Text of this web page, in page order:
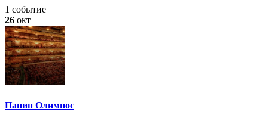
1 событие
26 окт
Папин Олимпос